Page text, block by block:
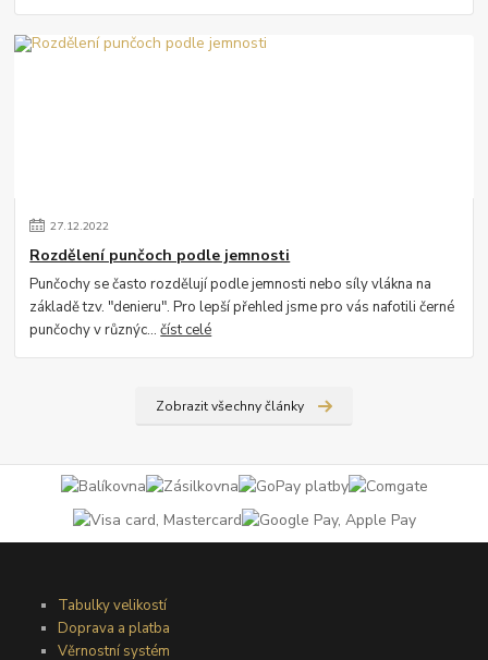
27.12.2022
Rozdělení punčoch podle jemnosti
Punčochy se často rozdělují podle jemnosti nebo síly vlákna na
základě tzv. "denieru". Pro lepší přehled jsme pro vás nafotili černé
punčochy v různýc...číst celé
Zobrazit všechny články
Tabulky velikostí
Doprava a platba
Věrnostní systém